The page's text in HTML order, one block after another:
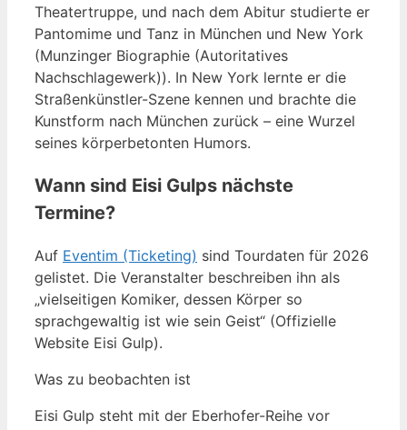
Theatertruppe, und nach dem Abitur studierte er
Pantomime und Tanz in München und New York
(Munzinger Biographie (Autoritatives
Nachschlagewerk)). In New York lernte er die
Straßenkünstler-Szene kennen und brachte die
Kunstform nach München zurück – eine Wurzel
seines körperbetonten Humors.
Wann sind Eisi Gulps nächste
Termine?
Auf Eventim (Ticketing) sind Tourdaten für 2026
gelistet. Die Veranstalter beschreiben ihn als
„vielseitigen Komiker, dessen Körper so
sprachgewaltig ist wie sein Geist“ (Offizielle
Website Eisi Gulp).
Was zu beobachten ist
Eisi Gulp steht mit der Eberhofer-Reihe vor